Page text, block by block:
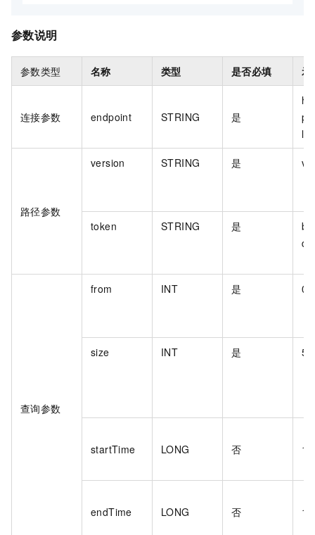
参数说明
参数类型 名称 类型 是否必填 示
连接参数 endpoint STRING 是
路径参数
version STRING 是 v1
token STRING 是
查询参数
from INT 是 0
size INT 是 50
startTime LONG 否
endTime LONG 否